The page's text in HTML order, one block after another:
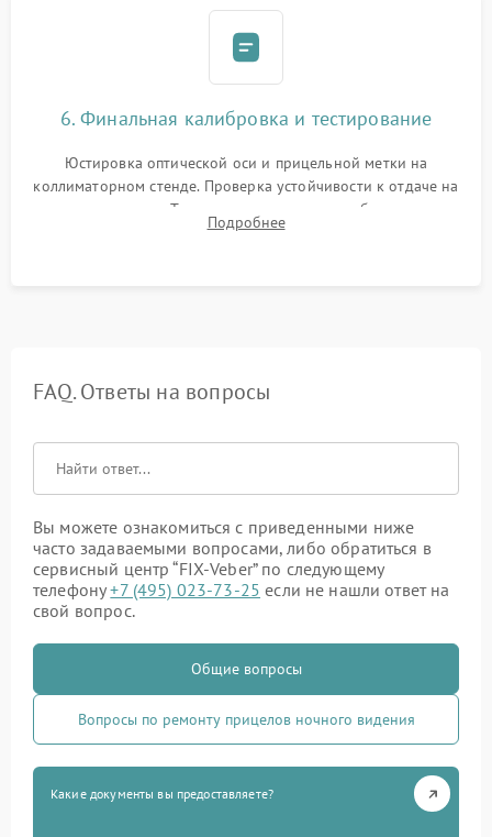
6. Финальная калибровка и тестирование
Юстировка оптической оси и прицельной метки на
коллиматорном стенде. Проверка устойчивости к отдаче на
ударном стенде. Тестирование качества изображения в
темноте, дальности обнаружения и корректной работы всех
Подробнее
FAQ. Ответы на вопросы
Вы можете ознакомиться с приведенными ниже
часто задаваемыми вопросами, либо обратиться в
сервисный центр “FIX-Veber” по следующему
телефону+7 (495) 023-73-25 если не нашли ответ на
свой вопрос.
Общие вопросы
Вопросы по ремонту прицелов ночного видения
Какие документы вы предоставляете?